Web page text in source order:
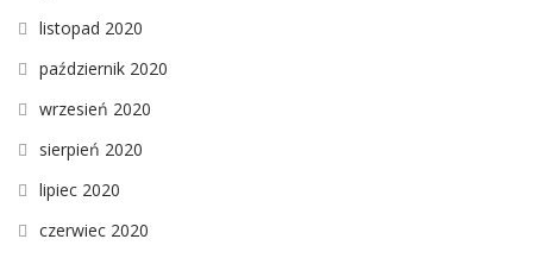
listopad 2020
październik 2020
wrzesień 2020
sierpień 2020
lipiec 2020
czerwiec 2020